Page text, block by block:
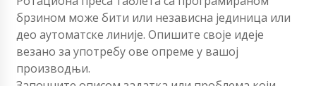
брзином може бити или независна јединица или
део аутоматске линије. Опишите своје идеје
везано за употребу ове опреме у вашој
производњи.